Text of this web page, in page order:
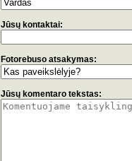
Jūsų kontaktai:
Fotorebuso atsakymas:
Jūsų komentaro tekstas: